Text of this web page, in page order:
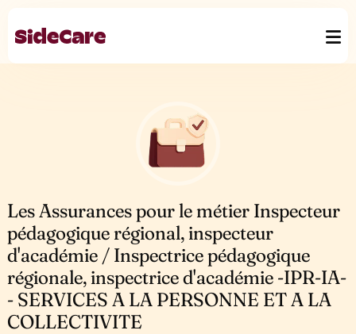
Les Assurances pour le métier Inspecteur
pédagogique régional, inspecteur
d'académie / Inspectrice pédagogique
régionale, inspectrice d'académie -IPR-IA-
- SERVICES A LA PERSONNE ET A LA
COLLECTIVITE